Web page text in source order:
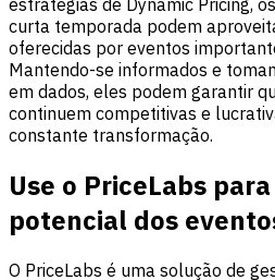
curta temporada podem
oferecidas por eventos
Mantendo-se informados e
em dados, eles podem garantir
continuem competitivas e
constante transformação.
Use o PriceLabs
potencial dos
O PriceLabs é uma solução de